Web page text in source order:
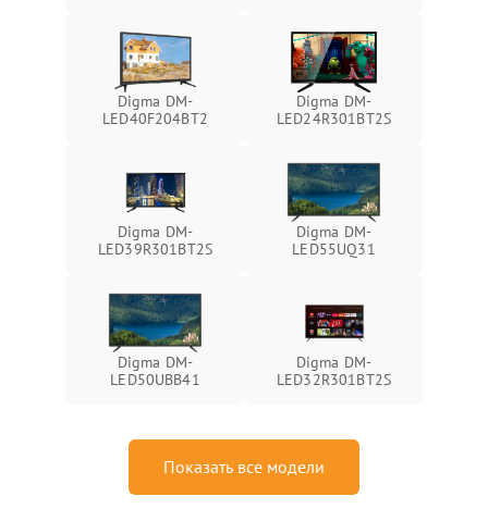
Digma DM-
LED40F204BT2
Digma DM-
LED24R301BT2S
Digma DM-
LED39R301BT2S
Digma DM-
LED55UQ31
Digma DM-
LED50UBB41
Digma DM-
LED32R301BT2S
Показать все модели